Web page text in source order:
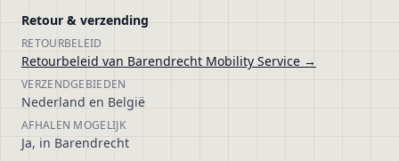
Retour & verzending
RETOURBELEID
Retourbeleid van Barendrecht Mobility Service →
VERZENDGEBIEDEN
Nederland en België
AFHALEN MOGELIJK
Ja, in Barendrecht